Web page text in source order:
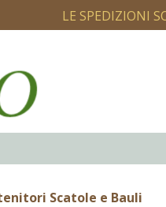
LE SPEDIZIONI
Scatole e Bauli